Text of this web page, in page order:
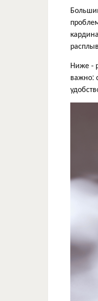
Ниже -
важно: